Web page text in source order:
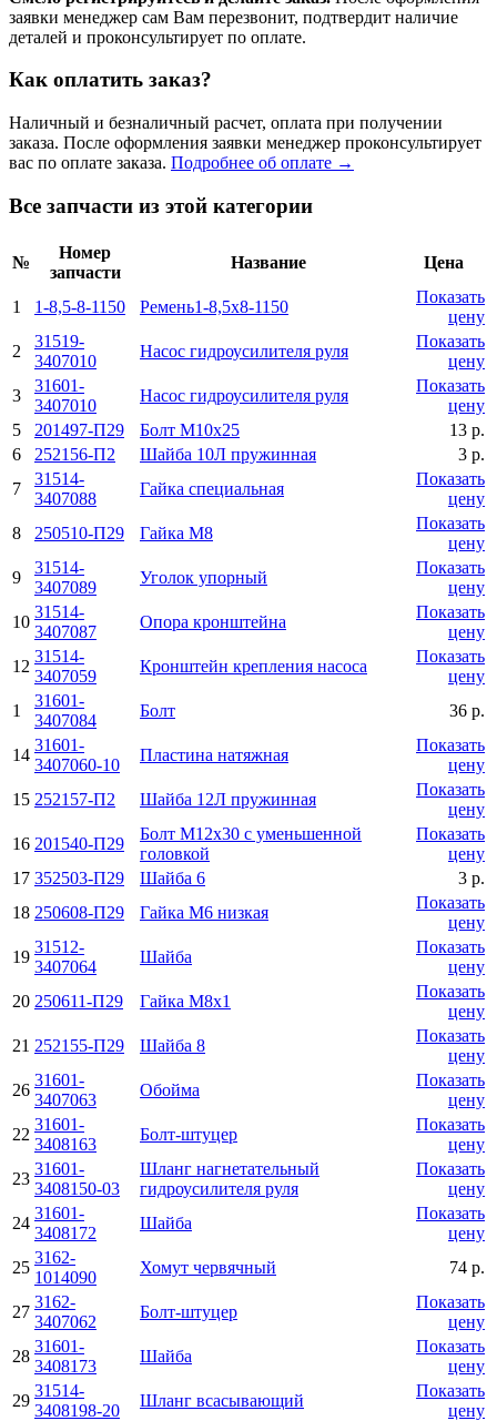
заявки менеджер сам Вам перезвонит, подтвердит наличие
деталей и проконсультирует по оплате.
Как оплатить заказ?
Наличный и безналичный расчет, оплата при получении
заказа. После оформления заявки менеджер проконсультирует
вас по оплате заказа. Подробнее об оплате →
Все запчасти из этой категории
№
Номер
запчасти
Название Цена
1 1-8,5-8-1150 Ремень1-8,5х8-1150
Показать
цену
2
31519-
3407010
Насос гидроусилителя руля
Показать
цену
3
31601-
3407010
Насос гидроусилителя руля
Показать
цену
5
201497-П29 Болт М10х25
13 р.
6
252156-П2 Шайба 10Л пружинная
3 р.
7
31514-
3407088
Гайка специальная
Показать
цену
8
250510-П29 Гайка М8
Показать
цену
9
31514-
3407089
Уголок упорный
Показать
цену
10
31514-
3407087
Опора кронштейна
Показать
цену
12
31514-
3407059
Кронштейн крепления насоса
Показать
цену
1
31601-
3407084
Болт 36 р.
14
31601-
3407060-10
Пластина натяжная
Показать
цену
15 252157-П2 Шайба 12Л пружинная
Показать
цену
16 201540-П29
Болт М12х30 с уменьшенной
головкой
Показать
цену
17 352503-П29 Шайба 6
3 р.
18 250608-П29 Гайка М6 низкая
Показать
цену
19
31512-
3407064
Шайба
Показать
цену
20 250611-П29 Гайка М8х1
Показать
цену
21 252155-П29 Шайба 8
Показать
цену
26
31601-
3407063
Обойма
Показать
цену
22
31601-
3408163
Болт-штуцер
Показать
цену
23
31601-
3408150-03
Шланг нагнетательный
гидроусилителя руля
Показать
цену
24
31601-
3408172
Шайба
Показать
цену
25
3162-
1014090
Хомут червячный 74 р.
27
3162-
3407062
Болт-штуцер
Показать
цену
28
31601-
3408173
Шайба
Показать
цену
29
31514-
3408198-20
Шланг всасывающий
Показать
цену